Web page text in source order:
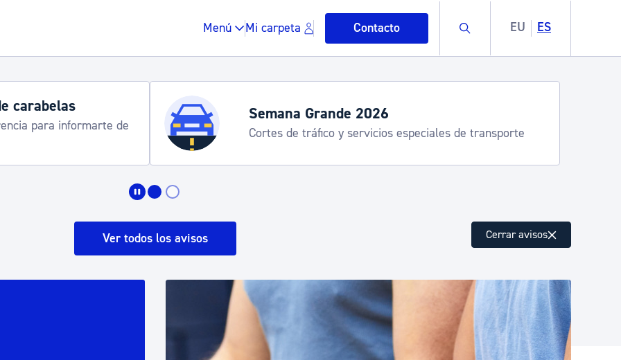
Menú Mi carpeta Contacto Buscar EU ES
Espacio público, residuos y medioambiente
Euskera
Horarios y servicios de verano
Udalinfo, Donostia Kirola, Donostia Kultura, San Telmo,
Urgull, Hondalea, Turismo
Ver todos los avisos Cerrar avisos